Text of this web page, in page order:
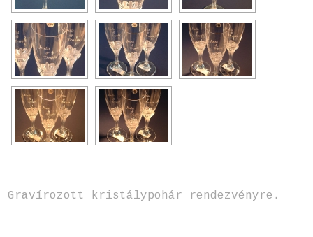
Gravírozott kristálypohár rendezvényre.